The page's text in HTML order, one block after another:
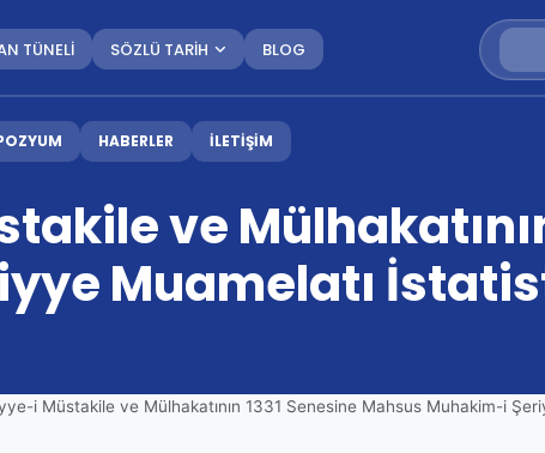
TÜNELİ SÖZLÜ TARİH BLOG
HABERLER İLETİŞİM
ve
Muamelatı
i Müstakile ve Mülhakatının 1331 Senesine Mahsus Muhakim-i